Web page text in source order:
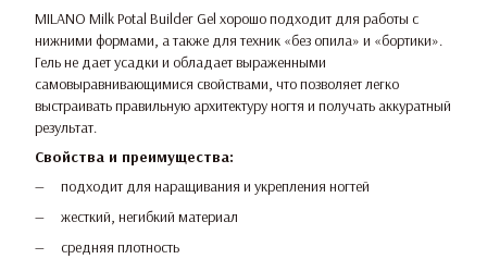
MILANO Milk Potal Builder Gel хорошо подходит для работы с
нижними формами, а также для техник «без опила» и «бортики».
Гель не дает усадки и обладает выраженными
самовыравнивающимися свойствами, что позволяет легко
выстраивать правильную архитектуру ногтя и получать аккуратный
результат.
Свойства и преимущества:
подходит для наращивания и укрепления ногтей
жесткий, негибкий материал
средняя плотность